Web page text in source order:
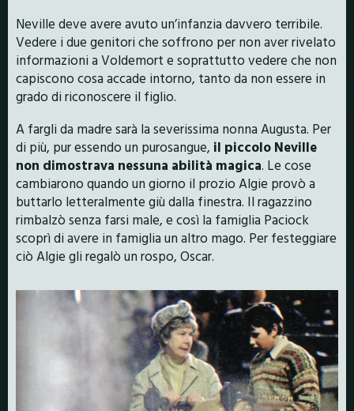
Neville deve avere avuto un’infanzia davvero terribile.
Vedere i due genitori che soffrono per non aver rivelato
informazioni a Voldemort e soprattutto vedere che non
capiscono cosa accade intorno, tanto da non essere in
grado di riconoscere il figlio.
A fargli da madre sarà la severissima nonna Augusta. Per
di più, pur essendo un purosangue, il piccolo Neville
non dimostrava nessuna abilità magica. Le cose
cambiarono quando un giorno il prozio Algie provò a
buttarlo letteralmente giù dalla finestra. Il ragazzino
rimbalzò senza farsi male, e così la famiglia Paciock
scoprì di avere in famiglia un altro mago. Per festeggiare
ciò Algie gli regalò un rospo, Oscar.